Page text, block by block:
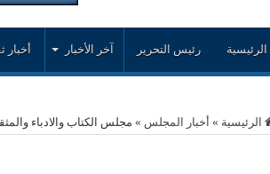
الرئيسية رئيس التحرير آخر الأخبار أخبار
الرئيسية » أخبار المجلس » مجلس الكتاب والادباء